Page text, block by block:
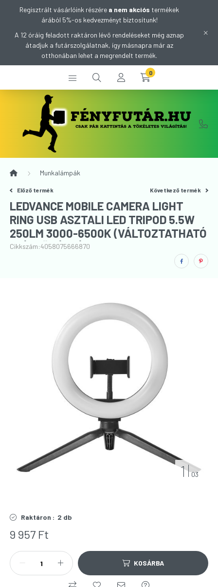
Regisztrált vásárlóink részére a nem akciós termékek
árából 5%-os kedvezményt biztosítunk!
A 12 óráig feladott raktáron lévő rendeléseket még aznap
átadjuk a futárszolgálatnak, így másnapra már az
otthonában lehet a megrendelt termék.
0
Munkalámpák
Előző termék Következő termék
LEDVANCE MOBILE CAMERA LIGHT
RING USB ASZTALI LED TRIPOD 5.5W
250LM 3000-6500K (VÁLTOZTATHATÓ
SZÍNHŐMÉRSÉKLET) TELEFONOS
FOTÓZÁSHOZ, VIDEÓ KÉSZÍTÉSHEZ
Cikkszám:4058075666870
1 03
Raktáron : 2 db
9 957 Ft
KOSÁRBA